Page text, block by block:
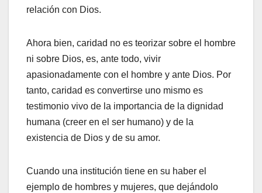
relación con Dios.
Ahora bien, caridad no es teorizar sobre el hombre
ni sobre Dios, es, ante todo, vivir
apasionadamente con el hombre y ante Dios. Por
tanto, caridad es convertirse uno mismo es
testimonio vivo de la importancia de la dignidad
humana (creer en el ser humano) y de la
existencia de Dios y de su amor.
Cuando una institución tiene en su haber el
ejemplo de hombres y mujeres, que dejándolo